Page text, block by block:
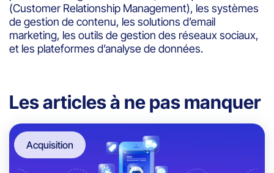
(Customer Relationship Management), les systèmes
de gestion de contenu, les solutions d’email
marketing, les outils de gestion des réseaux sociaux,
et les plateformes d’analyse de données.
Les articles à ne pas manquer
Acquisition